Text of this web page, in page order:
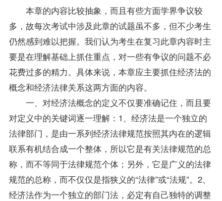
本章的内容比较抽象，而且有些方面学界争议较
多，故每次考试中涉及此章的试题虽不多，但不少考生
仍然感到难以把握。我们认为考生在复习此章内容时主
要是在理解基础上抓住重点，对一些有争议的问题不必
花费过多的精力。具体来说，本章应主要抓住经济法的
概念和经济法律关系这两方面的内容。
一、对经济法概念的定义不仅要准确记住，而且要
对定义中的关键词逐一理解：1、经济法是一个独立的
法律部门，是由一系列经济法律规范按照其内在的逻辑
联系有机结合成一个整体，所以它是有关法律规范的总
称，而不等同于法律规范个体；另外，它是广义的法律
规范的总称，而不仅仅是指狭义的“法律”或“法规”。2、
经济法作为一个独立的部门法，必定有自己独特的调整